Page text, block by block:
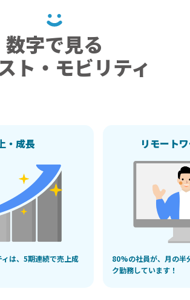
数字で見る
ト・モビリティ
・成長
は、5期連続で売上成
リモート
80%の社員が、月の半
ク勤務しています！